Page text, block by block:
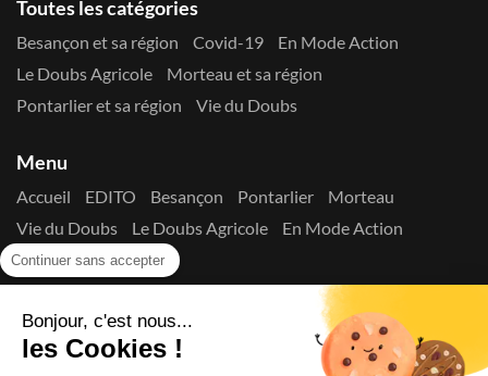
Continuer sans accepter
Bonjour, c'est nous...
les Cookies !
Toutes les catégories
Besançon et sa région Covid-19
En Mode Action
Le Doubs Agricole
Morteau et sa région
Pontarlier et sa région
Vie du Doubs
Menu
Accueil EDITO Besançon Pontarlier
Morteau
Vie du Doubs
Le Doubs Agricole
En Mode Action
Contactez-nous !
Suivez-nous sur les réseaux